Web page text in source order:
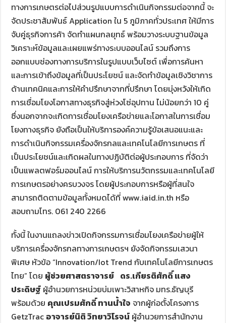
ทางการเกษตรต่อไปส่วนรูปแบบการดำเนินกิจกรรมต่อจากนี้ จะ
จัดประชาสัมพันธ์ Application ใน 5 ภูมิภาคทั่วประเทศ ให้มีการ
จับคู่ธุรกิจการค้า จัดทำแผนกลยุทธ์ พร้อมวางระบบฐานข้อมูล
วิเคราะห์ข้อมูลและเผยแพร่ทางระบบออนไลน์ รวมถึงการ
ออกแบบช่องทางการบริการในรูปแบบเว็บไซต์ เพื่อการค้นหา
และการเข้าถึงข้อมูลที่เป็นประโยชน์ และจัดทำข้อมูลเชิงวิชาการ
ด้านเทคนิคและการให้คำปรึกษาจากที่ปรึกษา โดยมุ่งหวังให้เกิด
การเชื่อมโยงโอกาสทางธุรกิจสู่ห่วงโซ่อุปทาน ไม่น้อยกว่า 10 คู่
ซึ่งนอกจากจะเกิดการเชื่อมโยงเครือข่ายและโอกาสในการเชื่อม
โยงทางธุรกิจ ยังถือเป็นให้บริการองค์ความรู้ข้อเสนอแนะและ
การดำเนินกิจกรรมเครื่องจักรกลและเทคโนโลยีการเกษตร ที่
เป็นประโยชน์และเกิดผลในทางปฏิบัติต่อผู้ประกอบการ ที่จัดว่า
เป็นแพลตฟอร์มออนไลน์ การให้บริการนวัตกรรมและเทคโนโลยี
การเกษตรอย่างครบวงจร โดยผู้ประกอบการหรือผู้ที่สนใจ
สามารถติดตามข้อมูลทั้งหมดได้ที่ www.iaid.in.th หรือ
สอบถามโทร. 061 240 2266
ทั้งนี้ ในงานแถลงข่าวเปิดกิจกรรมการเชื่อมโยงเครือข่ายผู้ให้
บริการเครื่องจักรกลทางการเกษตรฯ ยังจัดกิจกรรมเสวนา
พิเศษ หัวข้อ “Innovation/Iot Trend กับเทคโนโลยีการเกษตร
ไทย” โดย ผู้ช่วยศาสตราจารย์ ดร.เกียรติศักดิ์ แสง
ประดิษฐ์ ผู้อำนวยการหน่วยบ่มเพาะวิสาหกิจ มทร.ธัญบุรี
พร้อมด้วย คุณเปรมศักดิ์ ทานน้ำใจ จากผู้ก่อตั้งโครงการ
GetzTrac อาจารย์นิติ วิทยาวิโรจน์ ผู้อำนวยการสำนักงาน